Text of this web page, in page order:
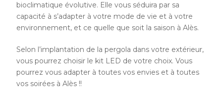
bioclimatique évolutive. Elle vous séduira par sa
capacité à s’adapter à votre mode de vie et à votre
environnement, et ce quelle que soit la saison à Alès.
Selon l’implantation de la pergola dans votre extérieur,
vous pourrez choisir le kit LED de votre choix. Vous
pourrez vous adapter à toutes vos envies et à toutes
vos soirées à Alès !!